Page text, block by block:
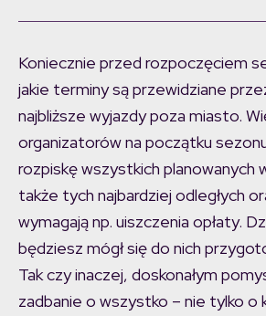
Koniecznie przed rozpoczęciem
jakie terminy są przewidziane
najbliższe wyjazdy poza miasto.
organizatorów na początku
rozpiskę wszystkich planowanych
także tych najbardziej odległych
wymagają np. uiszczenia opłaty.
będziesz mógł się do nich
Tak czy inaczej, doskonałym
zadbanie o wszystko – nie tylko o